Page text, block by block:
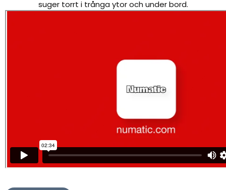
suger torrt i trånga ytor och under bord.